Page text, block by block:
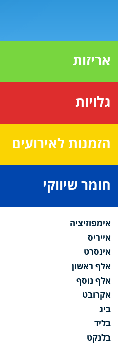
אריזות
גלויות
הזמנות לאירועים
חומר שיווקי
אימפוזיציה
אייריס
אינסרט
אלף ראשון
אלף נוסף
אקרובט
ביג
בליד
בלנקט